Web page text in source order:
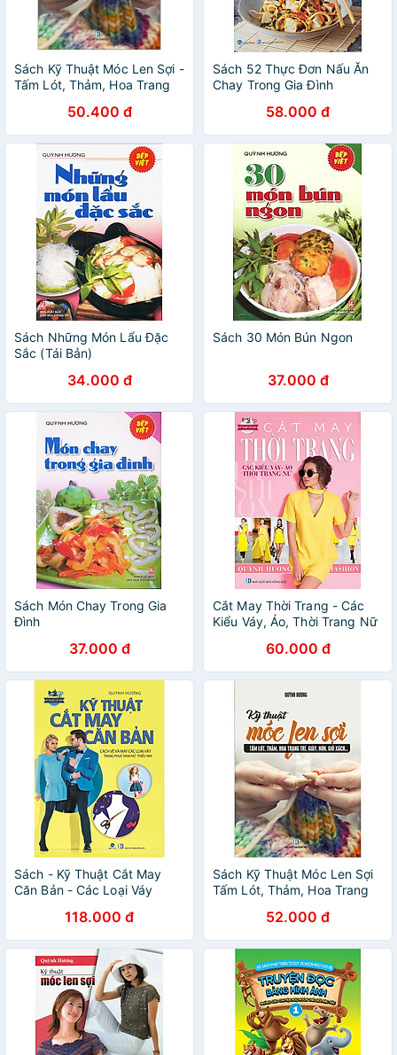
Sách Kỹ Thuật Móc Len Sợi -
Tấm Lót, Thảm, Hoa Trang
50.400 đ
Sách 52 Thực Đơn Nấu Ăn
Chay Trong Gia Đình
58.000 đ
Sách Những Món Lẩu Đặc
Sắc (Tái Bản)
34.000 đ
Sách 30 Món Bún Ngon
37.000 đ
Sách Món Chay Trong Gia
Đình
37.000 đ
Cắt May Thời Trang - Các
Kiểu Váy, Áo, Thời Trang Nữ
60.000 đ
Sách - Kỹ Thuật Cắt May
Căn Bản - Các Loại Váy
Thiếu Nhi - Năm 2022 -
Quỳnh Hương
118.000 đ
Sách Kỹ Thuật Móc Len Sợi
Tấm Lót, Thảm, Hoa Trang
Quỳnh Hương )
52.000 đ